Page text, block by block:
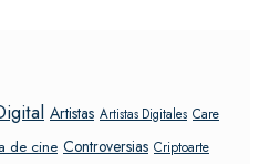
Artistas Artistas Digitales Care
de cine Controversias Criptoarte